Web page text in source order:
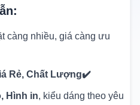
càng nhiều, giá càng ưu
Rẻ, Chất Lượng✔️
Hình in, kiểu dáng theo yêu